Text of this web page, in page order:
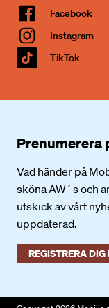
Facebook
Instagram
TikTok
Prenumerera
Vad händer på
sköna AW´s och
utskick av vårt
uppdaterad.
REGISTRERA DIG